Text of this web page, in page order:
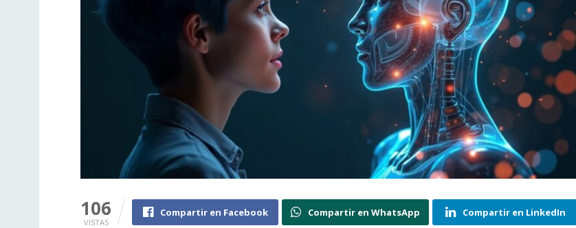
106
VISTAS
Compartir en Facebook Compartir en WhatsApp Compartir en LinkedIn